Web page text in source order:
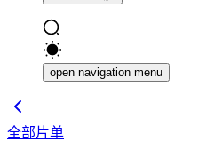
open navigation menu
全部片单